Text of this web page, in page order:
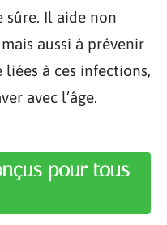
Il aide non
aussi à prévenir
à ces infections,
avec l’âge.
pour tous